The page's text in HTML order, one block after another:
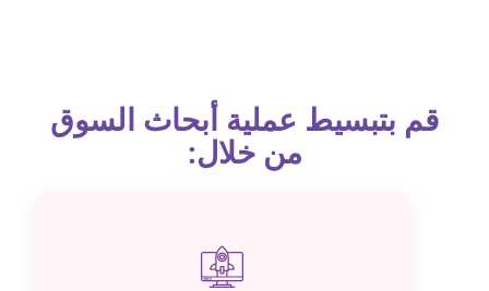
قم بتبسيط عملية أبحاث السوق
من خلال: